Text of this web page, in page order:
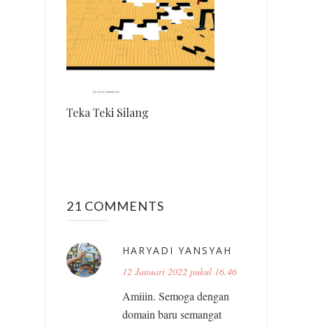
Teka Teki Silang
21 COMMENTS
HARYADI YANSYAH
12 Januari 2022 pukul 16.46
Amiiin. Semoga dengan
domain baru semangat